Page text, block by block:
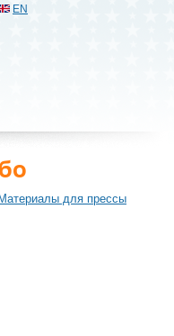
EN
Материалы для прессы